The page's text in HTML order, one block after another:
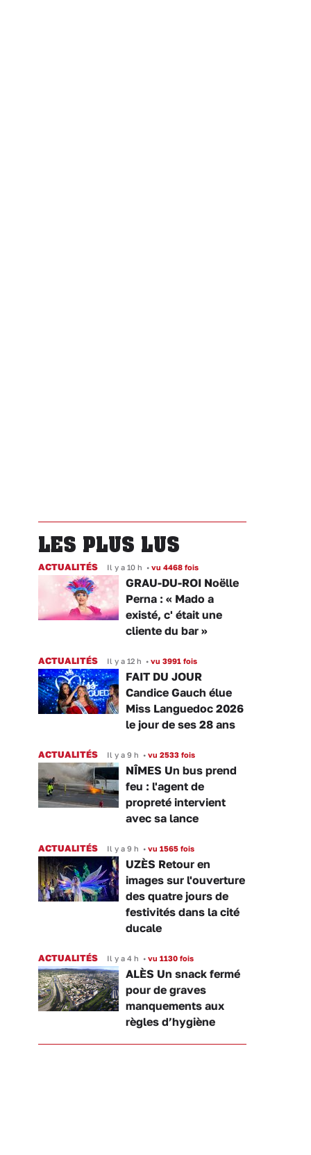
LES PLUS LUS
ACTUALITÉS Il y a 10 h • vu 4468 fois
GRAU-DU-ROI Noëlle
Perna : « Mado a
existé, c' était une
cliente du bar »
ACTUALITÉS Il y a 12 h • vu 3991 fois
FAIT DU JOUR
Candice Gauch élue
Miss Languedoc 2026
le jour de ses 28 ans
ACTUALITÉS Il y a 9 h • vu 2533 fois
NÎMES Un bus prend
feu : l'agent de
propreté intervient
avec sa lance
ACTUALITÉS Il y a 9 h • vu 1565 fois
UZÈS Retour en
images sur l'ouverture
des quatre jours de
festivités dans la cité
ducale
ACTUALITÉS Il y a 4 h • vu 1130 fois
ALÈS Un snack fermé
pour de graves
manquements aux
règles d’hygiène